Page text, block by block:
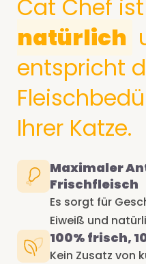
Cat Chef ist
natürlich
entspricht
Ihrer Katze.
Maximaler
Frischfleisch
Es sorgt für
Eiweiß und
100% frisch,
Kein Zusatz von